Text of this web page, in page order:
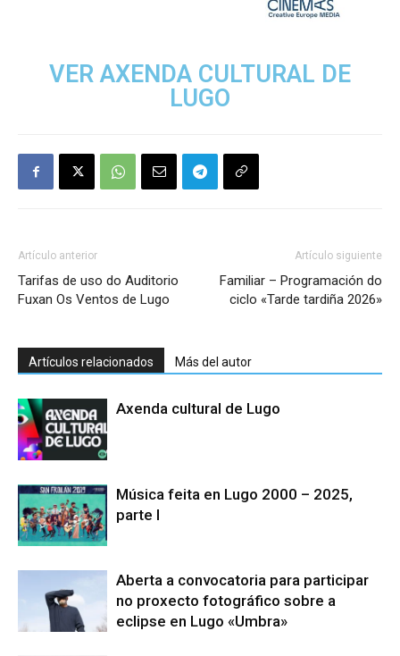
VER AXENDA CULTURAL DE
LUGO
Artículo anterior
Tarifas de uso do Auditorio
Fuxan Os Ventos de Lugo
Artículo siguiente
Familiar – Programación do
ciclo «Tarde tardiña 2026»
Artículos relacionados Más del autor
Axenda cultural de Lugo
Música feita en Lugo 2000 – 2025,
parte I
Aberta a convocatoria para participar
no proxecto fotográfico sobre a
eclipse en Lugo «Umbra»